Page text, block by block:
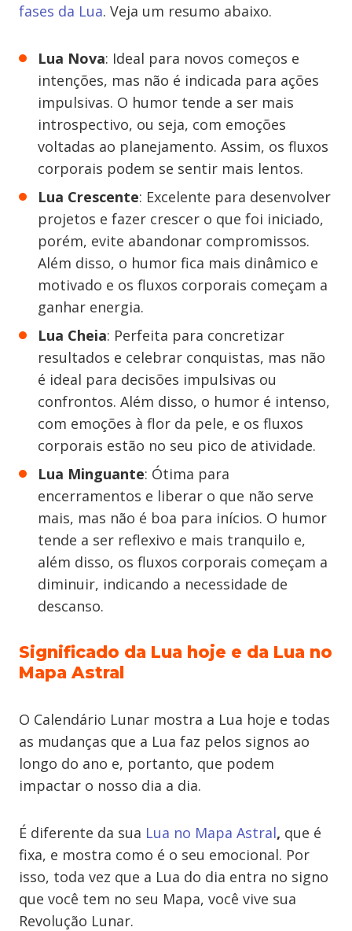
fases da Lua. Veja um resumo abaixo.
Lua Nova: Ideal para novos começos e
intenções, mas não é indicada para ações
impulsivas. O humor tende a ser mais
introspectivo, ou seja, com emoções
voltadas ao planejamento. Assim, os fluxos
corporais podem se sentir mais lentos.
Lua Crescente: Excelente para desenvolver
projetos e fazer crescer o que foi iniciado,
porém, evite abandonar compromissos.
Além disso, o humor fica mais dinâmico e
motivado e os fluxos corporais começam a
ganhar energia.
Lua Cheia: Perfeita para concretizar
resultados e celebrar conquistas, mas não
é ideal para decisões impulsivas ou
confrontos. Além disso, o humor é intenso,
com emoções à flor da pele, e os fluxos
corporais estão no seu pico de atividade.
Lua Minguante: Ótima para
encerramentos e liberar o que não serve
mais, mas não é boa para inícios. O humor
tende a ser reflexivo e mais tranquilo e,
além disso, os fluxos corporais começam a
diminuir, indicando a necessidade de
descanso.
Significado da Lua hoje e da Lua no
Mapa Astral
O Calendário Lunar mostra a Lua hoje e todas
as mudanças que a Lua faz pelos signos ao
longo do ano e, portanto, que podem
impactar o nosso dia a dia.
É diferente da sua Lua no Mapa Astral, que é
fixa, e mostra como é o seu emocional. Por
isso, toda vez que a Lua do dia entra no signo
que você tem no seu Mapa, você vive sua
Revolução Lunar.